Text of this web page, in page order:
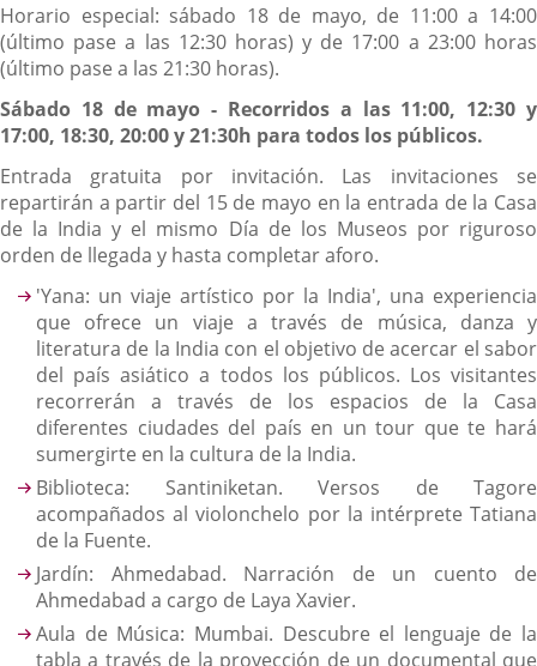
Horario especial: sábado 18 de mayo, de 11:00 a 14:00
(último pase a las 12:30 horas) y de 17:00 a 23:00 horas
(último pase a las 21:30 horas).
Sábado 18 de mayo - Recorridos a las 11:00, 12:30 y
17:00, 18:30, 20:00 y 21:30h para todos los públicos.
Entrada gratuita por invitación. Las invitaciones se
repartirán a partir del 15 de mayo en la entrada de la Casa
de la India y el mismo Día de los Museos por riguroso
orden de llegada y hasta completar aforo.
'Yana: un viaje artístico por la India', una experiencia
que ofrece un viaje a través de música, danza y
literatura de la India con el objetivo de acercar el sabor
del país asiático a todos los públicos. Los visitantes
recorrerán a través de los espacios de la Casa
diferentes ciudades del país en un tour que te hará
sumergirte en la cultura de la India.
Biblioteca: Santiniketan. Versos de Tagore
acompañados al violonchelo por la intérprete Tatiana
de la Fuente.
Jardín: Ahmedabad. Narración de un cuento de
Ahmedabad a cargo de Laya Xavier.
Aula de Música: Mumbai. Descubre el lenguaje de la
tabla a través de la proyección de un documental que